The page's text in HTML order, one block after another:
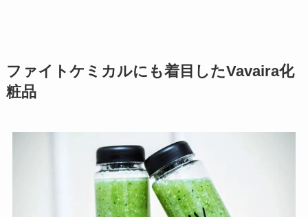
ファイトケミカルにも着目したVavaira化
粧品